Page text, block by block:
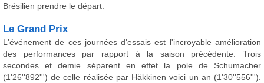
Brésilien prendre le départ.
Le Grand Prix
L'événement de ces journées d'essais est l'incroyable amélioration
des performances par rapport à la saison précédente. Trois
secondes et demie séparent en effet la pole de Schumacher
(1'26''892''') de celle réalisée par Häkkinen voici un an (1'30''556''').